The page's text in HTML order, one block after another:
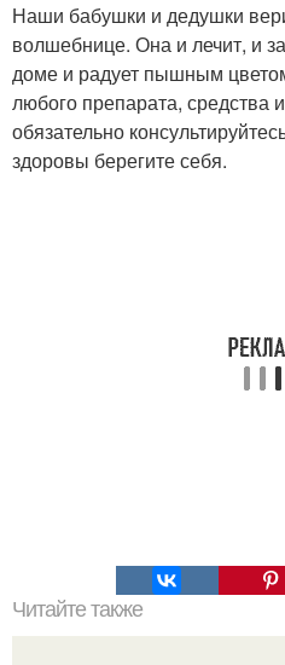
Наши бабушки и дедушки
волшебнице. Она и лечит, и
доме и радует пышным
любого препарата, средства
обязательно
здоровы берегите себя.
Читайте также